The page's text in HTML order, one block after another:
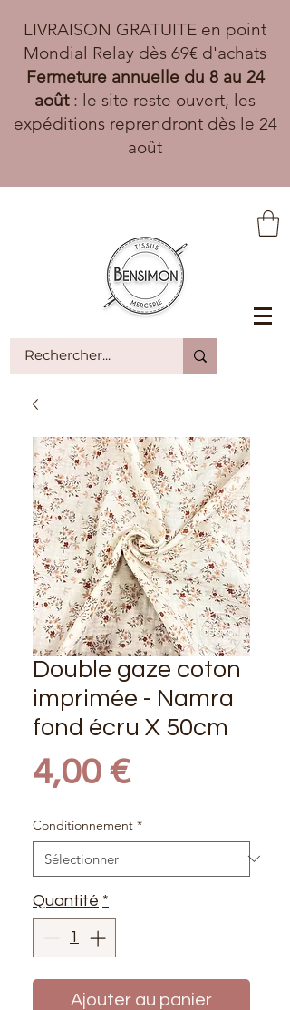
LIVRAISON GRATUITE en point
Mondial Relay dès 69€ d'achats
Fermeture annuelle du 8 au 24
août: le site reste ouvert, les
expéditions reprendront dès le 24
août
Double gaze coton
imprimée - Namra
fond écru X 50cm
4,00 €Prix
Conditionnement *
Quantité *
Ajouter au panier